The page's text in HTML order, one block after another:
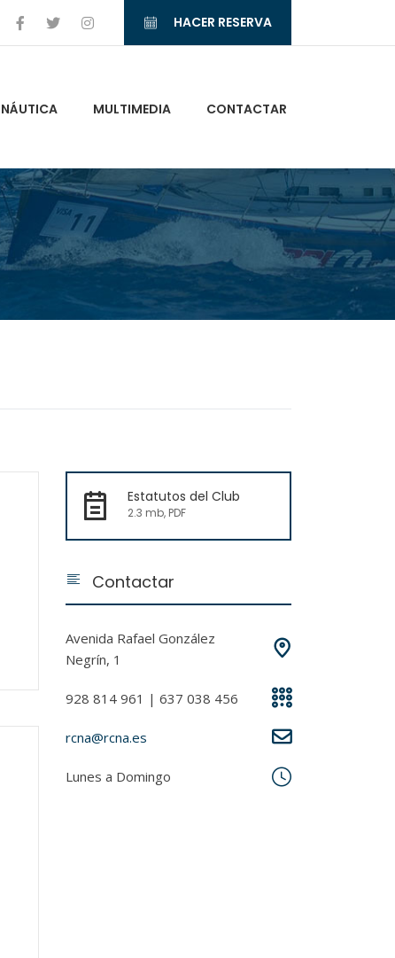
HACER RESERVA
NÁUTICA MULTIMEDIA CONTACTAR
Estatutos del Club
2.3 mb, PDF
Contactar
Avenida Rafael González
Negrín, 1
928 814 961 | 637 038 456
rcna@rcna.es
Lunes a Domingo